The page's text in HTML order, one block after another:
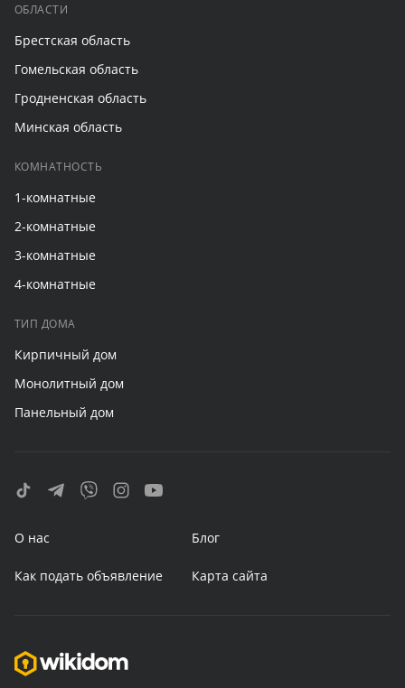
ОБЛАСТИ
Брестская область
Гомельская область
Гродненская область
Минская область
КОМНАТНОСТЬ
1-комнатные
2-комнатные
3-комнатные
4-комнатные
ТИП ДОМА
Кирпичный дом
Монолитный дом
Панельный дом
О нас Блог
Как подать объявление Карта сайта